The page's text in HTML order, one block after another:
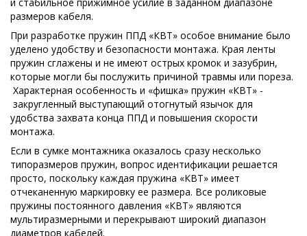
и стабильное прижимное усилие в заданном диапазоне
размеров кабеля.
При разработке пружин ППД «КВТ» особое внимание было
уделено удобству и безопасности монтажа. Края ленты
пружин сглажены и не имеют острых кромок и зазубрин,
которые могли бы послужить причиной травмы или пореза.
Характерная особенность и «фишка» пружин «КВТ» -
закругленный выступающий отогнутый язычок для
удобства захвата конца ППД и повышения скорости
монтажа.
Если в сумке монтажника оказалось сразу несколько
типоразмеров пружин, вопрос идентификации решается
просто, поскольку каждая пружина «КВТ» имеет
отчеканенную маркировку ее размера. Все роликовые
пружины постоянного давления «КВТ» являются
мультиразмерными и перекрывают широкий диапазон
диаметров кабелей.